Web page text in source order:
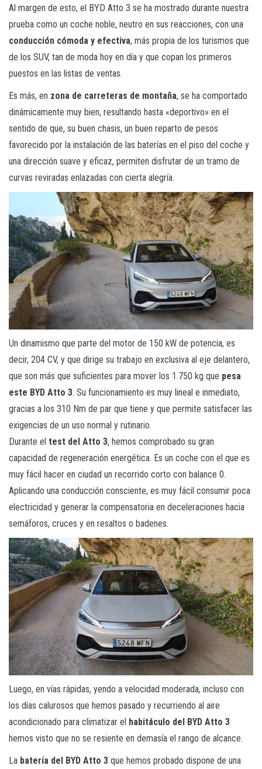
Al margen de esto, el BYD Atto 3 se ha mostrado durante nuestra
prueba como un coche noble, neutro en sus reacciones, con una
conducción cómoda y efectiva, más propia de los turismos que
de los SUV, tan de moda hoy en día y que copan los primeros
puestos en las listas de ventas.
Es más, en zona de carreteras de montaña, se ha comportado
dinámicamente muy bien, resultando hasta «deportivo» en el
sentido de que, su buen chasis, un buen reparto de pesos
favorecido por la instalación de las baterías en el piso del coche y
una dirección suave y eficaz, permiten disfrutar de un tramo de
curvas reviradas enlazadas con cierta alegría.
Un dinamismo que parte del motor de 150 kW de potencia, es
decir, 204 CV, y que dirige su trabajo en exclusiva al eje delantero,
que son más que suficientes para mover los 1.750 kg que pesa
este BYD Atto 3. Su funcionamiento es muy lineal e inmediato,
gracias a los 310 Nm de par que tiene y que permite satisfacer las
exigencias de un uso normal y rutinario.
Durante el test del Atto 3, hemos comprobado su gran
capacidad de regeneración energética. Es un coche con el que es
muy fácil hacer en ciudad un recorrido corto con balance 0.
Aplicando una conducción consciente, es muy fácil consumir poca
electricidad y generar la compensatoria en deceleraciones hacia
semáforos, cruces y en resaltos o badenes.
Luego, en vías rápidas, yendo a velocidad moderada, incluso con
los días calurosos que hemos pasado y recurriendo al aire
acondicionado para climatizar el habitáculo del BYD Atto 3
hemos visto que no se resiente en demasía el rango de alcance.
La batería del BYD Atto 3 que hemos probado dispone de una